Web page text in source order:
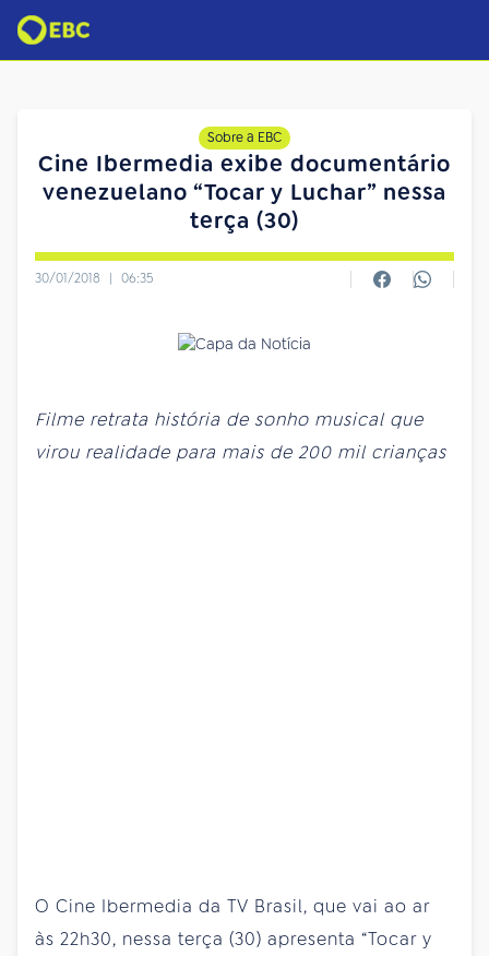
Sobre a EBC
Cine Ibermedia exibe documentário
venezuelano “Tocar y Luchar” nessa
terça (30)
30/01/2018 | 06:35
Filme retrata história de sonho musical que
virou realidade para mais de 200 mil crianças
O Cine Ibermedia da TV Brasil, que vai ao ar
às 22h30, nessa terça (30) apresenta “Tocar y